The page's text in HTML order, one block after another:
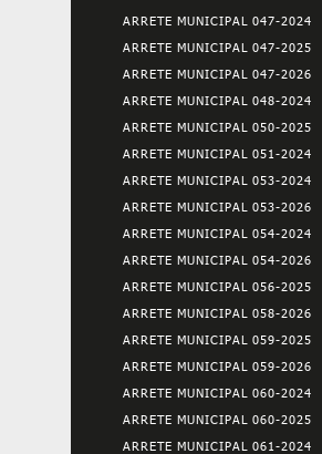
ARRETE MUNICIPAL 047-2024
ARRETE MUNICIPAL 047-2025
ARRETE MUNICIPAL 047-2026
ARRETE MUNICIPAL 048-2024
ARRETE MUNICIPAL 050-2025
ARRETE MUNICIPAL 051-2024
ARRETE MUNICIPAL 053-2024
ARRETE MUNICIPAL 053-2026
ARRETE MUNICIPAL 054-2024
ARRETE MUNICIPAL 054-2026
ARRETE MUNICIPAL 056-2025
ARRETE MUNICIPAL 058-2026
ARRETE MUNICIPAL 059-2025
ARRETE MUNICIPAL 059-2026
ARRETE MUNICIPAL 060-2024
ARRETE MUNICIPAL 060-2025
ARRETE MUNICIPAL 061-2024